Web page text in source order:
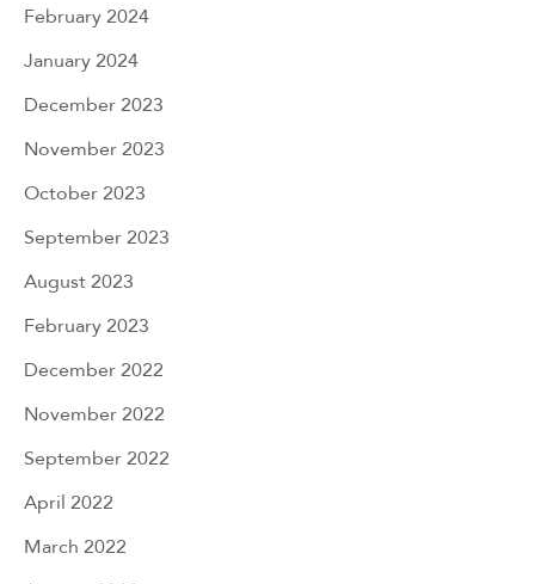
February 2024
January 2024
December 2023
November 2023
October 2023
September 2023
August 2023
February 2023
December 2022
November 2022
September 2022
April 2022
March 2022